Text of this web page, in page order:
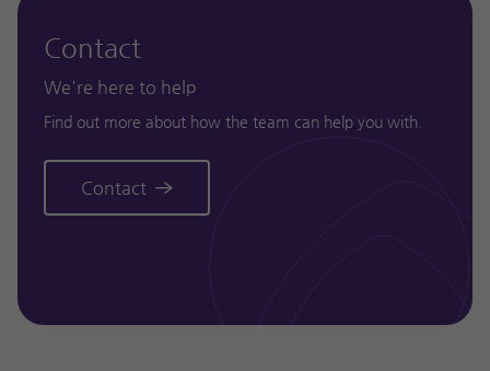
Contact
We're here to help
Find out more about how the team can help you with.
Contact